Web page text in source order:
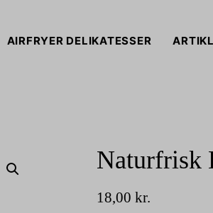
AIRFRYER DELIKATESSER
Naturfrisk
18,00 kr.